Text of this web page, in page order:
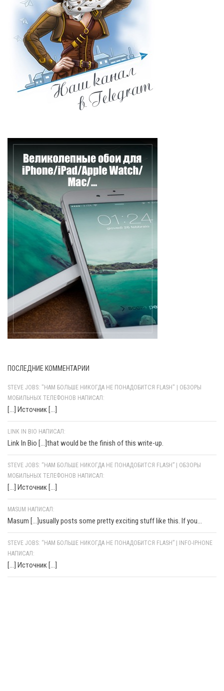
ПОСЛЕДНИЕ КОММЕНТАРИИ
STEVE JOBS: "НАМ БОЛЬШЕ НИКОГДА НЕ ПОНАДОБИТСЯ FLASH" | ОБЗОРЫ
МОБИЛЬНЫХ ТЕЛЕФОНОВ НАПИСАЛ:
[…] Источник […]
LINK IN BIO НАПИСАЛ:
Link In Bio [...]that would be the finish of this write-up.
STEVE JOBS: “НАМ БОЛЬШЕ НИКОГДА НЕ ПОНАДОБИТСЯ FLASH” | ОБЗОРЫ
МОБИЛЬНЫХ ТЕЛЕФОНОВ НАПИСАЛ:
[…] Источник […]
MASUM НАПИСАЛ:
Masum [...]usually posts some pretty exciting stuff like this. If you...
STEVE JOBS: “НАМ БОЛЬШЕ НИКОГДА НЕ ПОНАДОБИТСЯ FLASH” | INFO-IPHONE
НАПИСАЛ:
[…] Источник […]